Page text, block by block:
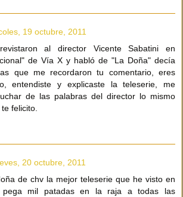
19 octubre, 2011
al director Vicente Sabatini en
de Vía X y habló de "La Doña" decía
que me recordaron tu comentario, eres
entendiste y explicaste la teleserie, me
de las palabras del director lo mismo
felicito.
20 octubre, 2011
de chv la mejor teleserie que he visto en
mil patadas en la raja a todas las